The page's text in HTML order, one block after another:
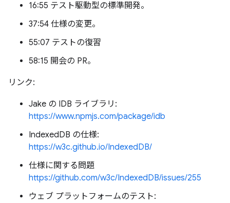
16:55 テスト駆動型の標準開発。
37:54 仕様の変更。
55:07 テストの復習
58:15 開会の PR。
リンク:
Jake の IDB ライブラリ:
https://www.npmjs.com/package/idb
IndexedDB の仕様:
https://w3c.github.io/IndexedDB/
仕様に関する問題
https://github.com/w3c/IndexedDB/issues/255
ウェブ プラットフォームのテスト: